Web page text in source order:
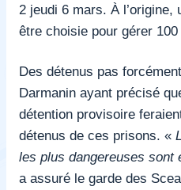
2 jeudi 6 mars. À l’origine,
être choisie pour gérer
Des détenus pas
Darmanin ayant précisé
détention provisoire
détenus de ces prisons. «
les plus dangereuses sont
a assuré le garde des